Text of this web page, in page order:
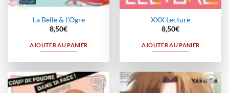
La Belle & l’Ogre
8,50€
AJOUTER AU PANIER
XXX Lecture
8,50€
AJOUTER AU PANIER